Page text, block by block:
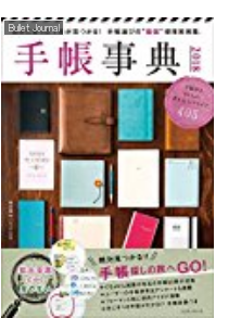
Bullet Journal